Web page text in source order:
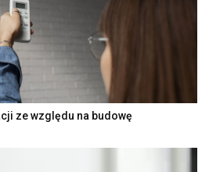
ze względu na budowę